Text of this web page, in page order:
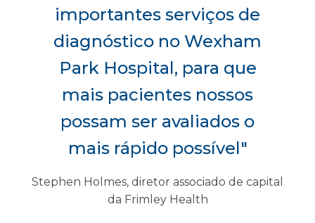
importantes serviços de
diagnóstico no Wexham
Park Hospital, para que
mais pacientes nossos
possam ser avaliados o
mais rápido possível"
Stephen Holmes, diretor associado de capital
da Frimley Health